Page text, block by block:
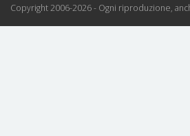
Copyright 2006-2026 - Ogni riproduzione,